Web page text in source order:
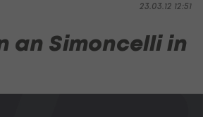
23.03.12 12:51
an Simoncelli in